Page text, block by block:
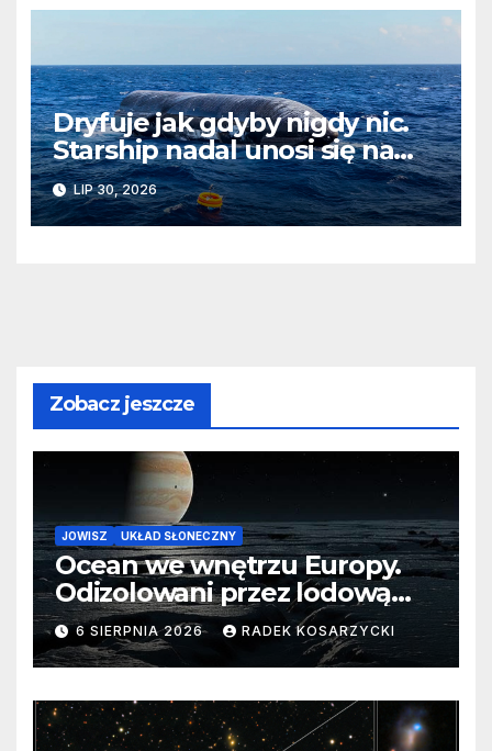
Dryfuje jak gdyby nigdy nic.
Starship nadal unosi się na
wodach Oceanu Indyjskiego
LIP 30, 2026
Zobacz jeszcze
JOWISZ UKŁAD SŁONECZNY
Ocean we wnętrzu Europy.
Odizolowani przez lodową
barierę
6 SIERPNIA 2026 RADEK KOSARZYCKI